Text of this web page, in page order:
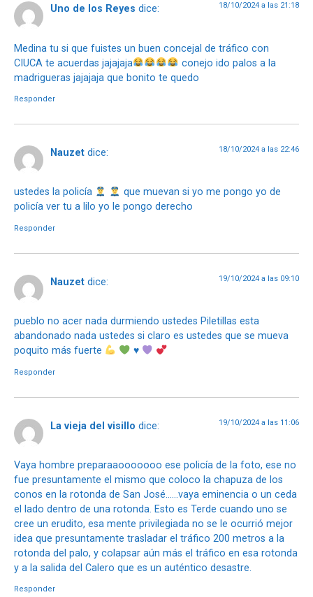
Uno de los Reyes dice: 18/10/2024 a las 21:18
Medina tu si que fuistes un buen concejal de tráfico con
CIUCA te acuerdas jajajaja
conejo ido palos a la
madrigueras jajajaja que bonito te quedo
Responder
Nauzet dice: 18/10/2024 a las 22:46
ustedes la policía
que muevan si yo me pongo yo de
policía ver tu a lilo yo le pongo derecho
Responder
Nauzet dice: 19/10/2024 a las 09:10
pueblo no acer nada durmiendo ustedes Piletillas esta
abandonado nada ustedes si claro es ustedes que se mueva
poquito más fuerte
♥️
Responder
La vieja del visillo dice: 19/10/2024 a las 11:06
Vaya hombre preparaaooooooo ese policía de la foto, ese no
fue presuntamente el mismo que coloco la chapuza de los
conos en la rotonda de San José……vaya eminencia o un ceda
el lado dentro de una rotonda. Esto es Terde cuando uno se
cree un erudito, esa mente privilegiada no se le ocurrió mejor
idea que presuntamente trasladar el tráfico 200 metros a la
rotonda del palo, y colapsar aún más el tráfico en esa rotonda
y a la salida del Calero que es un auténtico desastre.
Responder